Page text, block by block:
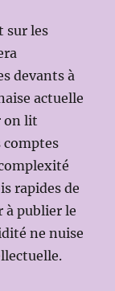
sur les
devants à
actuelle
on lit
comptes
rapides de
à publier le
ne nuise